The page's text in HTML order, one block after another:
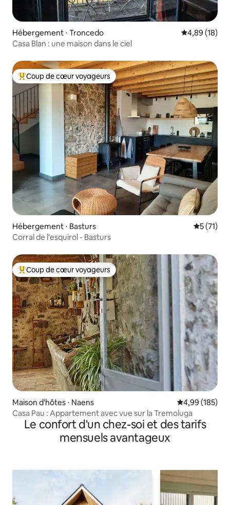
Hébergement ⋅ Troncedo Évaluation
4,89 (18)
Casa Blan : une maison dans le ciel
Coups de cœur voyageurs les plus appréciés
Coup de cœur voyageurs
Hébergement ⋅ Basturs
5 (71)
Corral de l'esquirol - Basturs
Coups de cœur voyageurs les plus appréciés
Coup de cœur voyageurs
Maison d'hôtes ⋅ Naens Évaluation
4,99 (185)
Casa Pau : Appartement avec vue sur la Tremoluga
Le confort d'un chez-soi et des tarifs
mensuels avantageux